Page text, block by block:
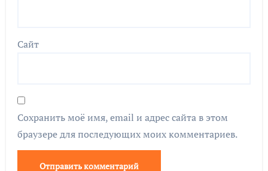
Сайт
Сохранить моё имя, email и адрес сайта в этом
браузере для последующих моих комментариев.